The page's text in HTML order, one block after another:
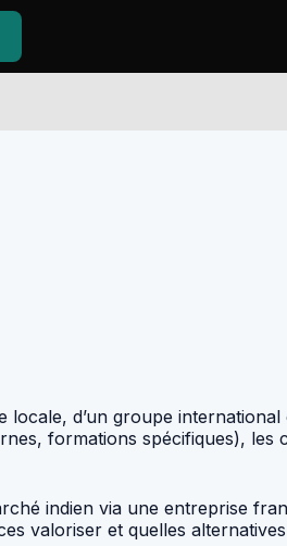
d’un groupe international
formations spécifiques), les
indien via une entreprise
valoriser et quelles